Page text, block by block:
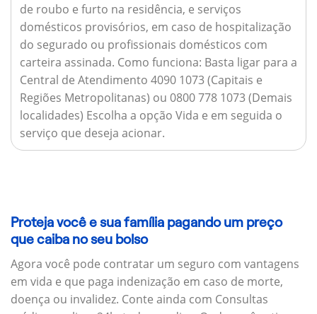
de roubo e furto na residência, e serviços
domésticos provisórios, em caso de hospitalização
do segurado ou profissionais domésticos com
carteira assinada. Como funciona: Basta ligar para a
Central de Atendimento 4090 1073 (Capitais e
Regiões Metropolitanas) ou 0800 778 1073 (Demais
localidades) Escolha a opção Vida e em seguida o
serviço que deseja acionar.
Proteja você e sua família pagando um preço
que caiba no seu bolso
Agora você pode contratar um seguro com vantagens
em vida e que paga indenização em caso de morte,
doença ou invalidez. Conte ainda com Consultas